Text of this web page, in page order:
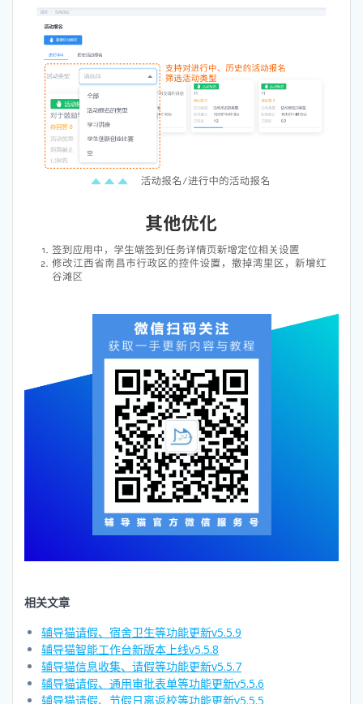
相关文章
辅导猫请假、宿舍卫生等功能更新v5.5.9
辅导猫智能工作台新版本上线v5.5.8
辅导猫信息收集、请假等功能更新v5.5.7
辅导猫请假、通用审批表单等功能更新v5.5.6
辅导猫请假、节假日离返校等功能更新v5.5.5